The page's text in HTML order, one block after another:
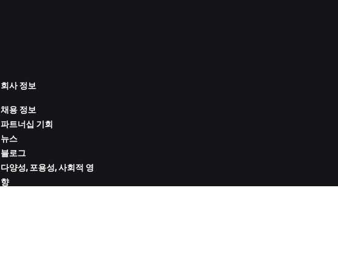
회사 정보
채용 정보
파트너십 기회
뉴스
블로그
다양성, 포용성, 사회적 영
향